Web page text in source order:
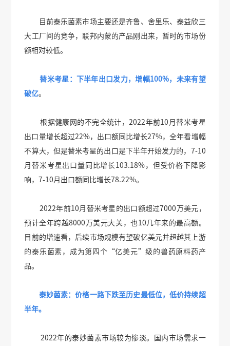
目前泰乐菌素市场主要还是齐鲁、舍里乐、泰益欣三
大工厂间的竞争，联邦内蒙的产品刚出来，暂时的市场份
额相对较低。
替米考星：下半年出口发力，增幅100%，未来有望
破亿。
根据健康网的不完全统计，2022年前10月替米考星
出口量增长超过22%，出口额同比增长27%，全年看增幅
不算大，但是替米考星的出口是下半年开始发力的，7-10
月替米考星出口量同比增长103.18%，但受价格下降影
响，7-10月出口额同比增长78.22%。
2022年前10月替米考星的出口额超过7000万美元，
预计全年跨越8000万美元大关，也10几年来的最高额。
目前的增速看，后续市场规模有望破亿美元并超越其上游
的泰乐菌素，成为第四个“亿美元”级的兽药原料药产
品。
泰妙菌素：价格一路下跌至历史最低位，低价持续超
半年。
2022年的泰妙菌素市场较为惨淡。国内市场需求一